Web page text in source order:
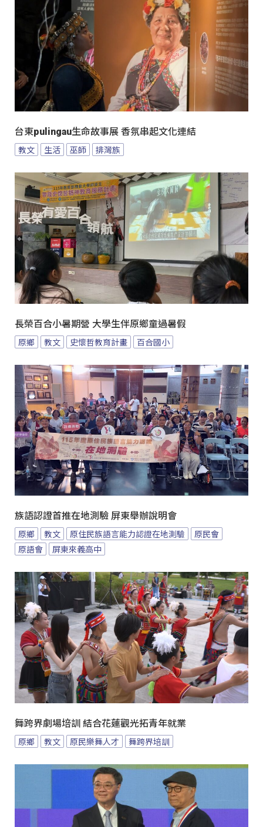
台東pulingau生命故事展 香氛串起文化連結
教文 生活 巫師 排灣族
長榮百合小暑期營 大學生伴原鄉童過暑假
原鄉 教文 史懷哲教育計畫 百合國小
族語認證首推在地測驗 屏東舉辦說明會
原鄉 教文 原住民族語言能力認證在地測驗
原民會
原語會
屏東來義高中
舞跨界劇場培訓 結合花蓮觀光拓青年就業
原鄉 教文 原民樂舞人才 舞跨界培訓